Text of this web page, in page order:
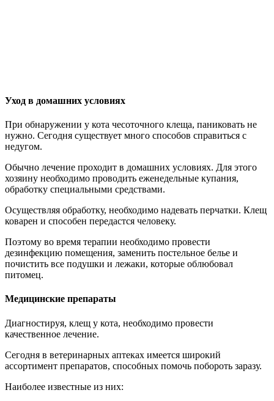
Уход в домашних условиях
При обнаружении у кота чесоточного клеща, паниковать не
нужно. Сегодня существует много способов справиться с
недугом.
Обычно лечение проходит в домашних условиях. Для этого
хозяину необходимо проводить еженедельные купания,
обработку специальными средствами.
Осуществляя обработку, необходимо надевать перчатки. Клещ
коварен и способен передастся человеку.
Поэтому во время терапии необходимо провести
дезинфекцию помещения, заменить постельное белье и
почистить все подушки и лежаки, которые облюбовал
питомец.
Медицинские препараты
Диагностируя, клещ у кота, необходимо провести
качественное лечение.
Сегодня в ветеринарных аптеках имеется широкий
ассортимент препаратов, способных помочь побороть заразу.
Наиболее известные из них: